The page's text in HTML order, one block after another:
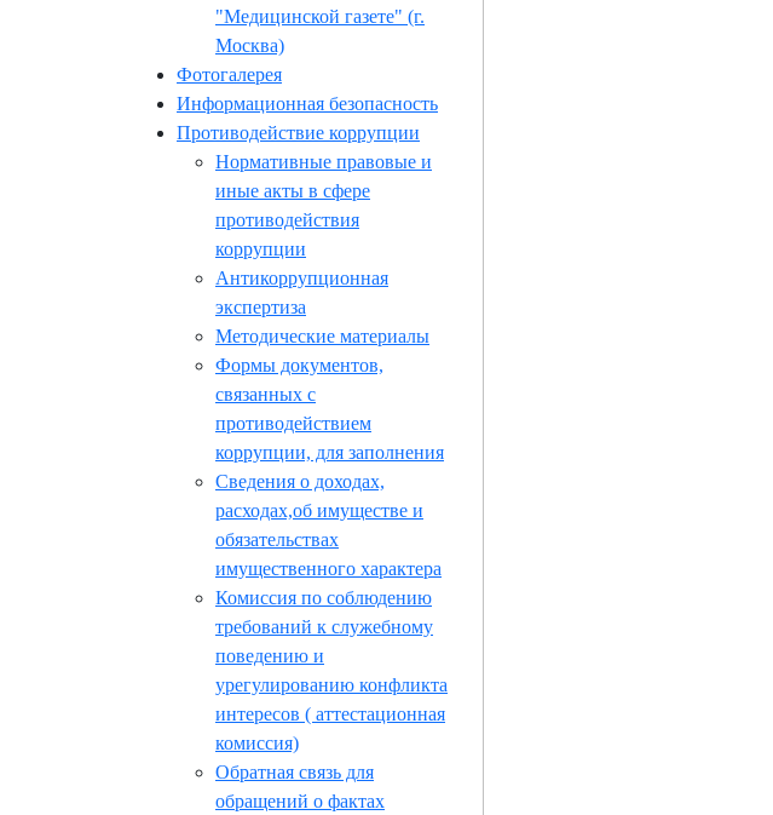
"Медицинской газете" (г.
Москва)
Фотогалерея
Информационная безопасность
Противодействие коррупции
Нормативные правовые и
иные акты в сфере
противодействия
коррупции
Антикоррупционная
экспертиза
Методические материалы
Формы документов,
связанных с
противодействием
коррупции, для заполнения
Сведения о доходах,
расходах,об имуществе и
обязательствах
имущественного характера
Комиссия по соблюдению
требований к служебному
поведению и
урегулированию конфликта
интересов ( аттестационная
комиссия)
Обратная связь для
обращений о фактах